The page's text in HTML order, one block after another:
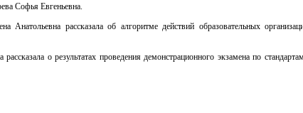
Софья Евгеньевна.
Анатольевна рассказала об алгоритме действий образовательных
о результатах проведения демонстрационного экзамена по